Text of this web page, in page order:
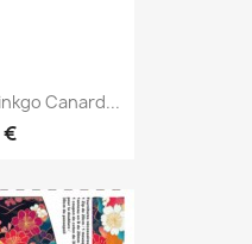
Canard...